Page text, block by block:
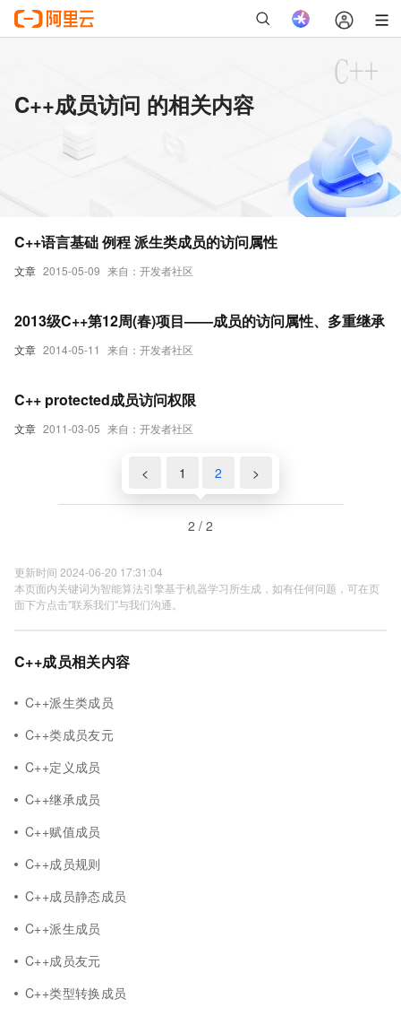
C++成员访问 的相关内容
文章 2015-05-09 来自：开发者社区
C++语言基础 例程 派生类成员的访问属性
文章 2014-05-11 来自：开发者社区
2013级C++第12周(春)项目——成员的访问属性、多重继承
文章 2011-03-05 来自：开发者社区
C++ protected成员访问权限
< 1 2 >
2 / 2
更新时间 2024-06-20 17:31:04
本页面内关键词为智能算法引擎基于机器学习所生成，如有任何问题，可在页
面下方点击"联系我们"与我们沟通。
C++成员相关内容
C++派生类成员
C++类成员友元
C++定义成员
C++继承成员
C++赋值成员
C++成员规则
C++成员静态成员
C++派生成员
C++成员友元
C++类型转换成员